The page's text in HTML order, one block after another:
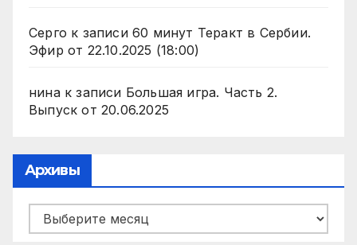
Серго к записи 60 минут Теракт в Сербии.
Эфир от 22.10.2025 (18:00)
нинак записи Большая игра. Часть 2.
Выпуск от 20.06.2025
Архивы
Архивы